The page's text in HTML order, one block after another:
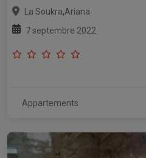
La Soukra,Ariana
7 septembre 2022
Appartements